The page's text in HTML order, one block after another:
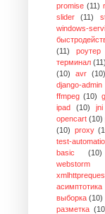
promise (11)
slider
(11)
windows-
(11)
роутер
терминал (11)
(10)
avr (10)
django-admin
ffmpeg (10)
ipad
(10) jni
opencart (10)
(10) proxy
test-
basic
(10)
webstorm
асимптотика
выборка (10)
разметка